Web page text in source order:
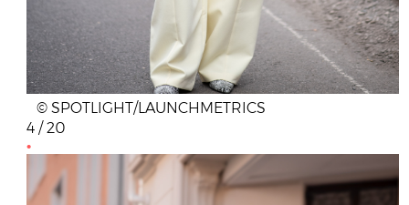
© SPOTLIGHT/LAUNCHMETRICS
4 / 20